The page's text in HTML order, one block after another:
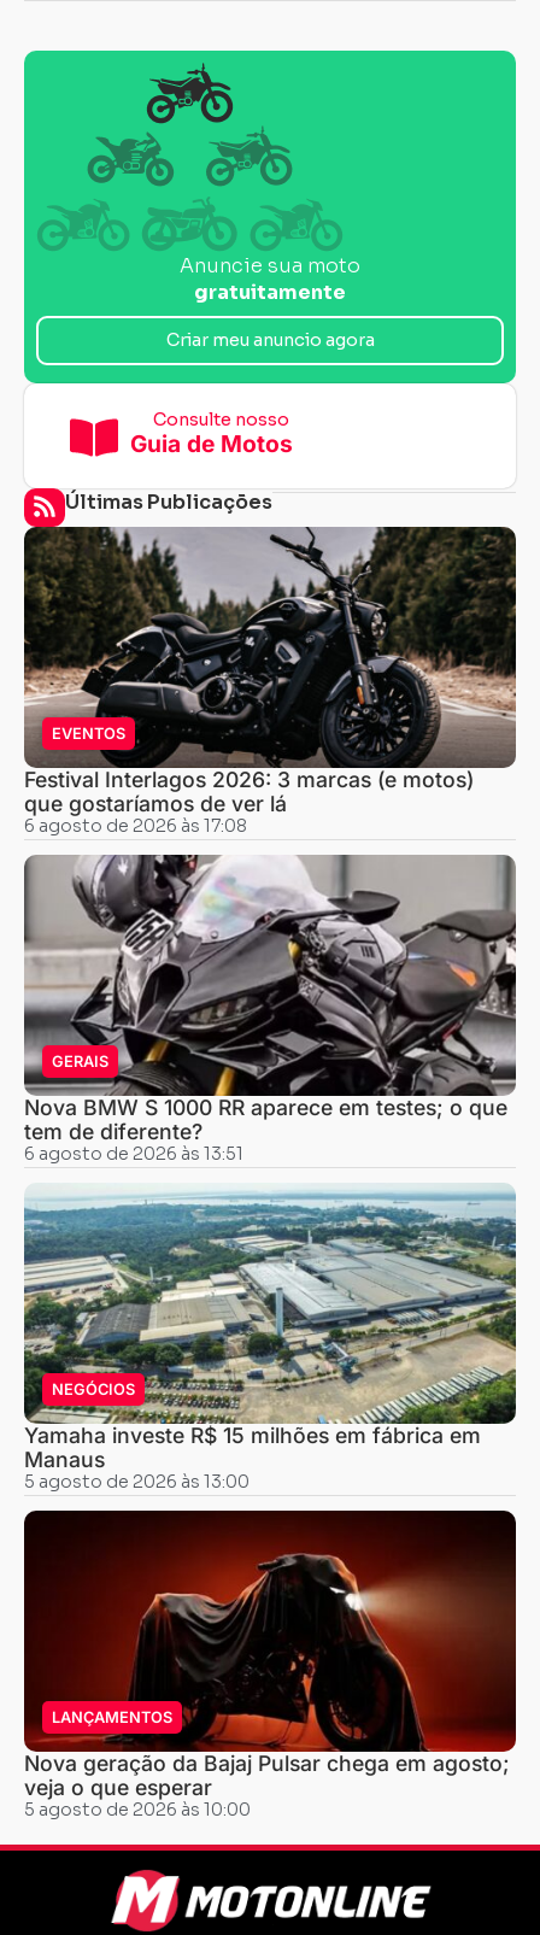
Anuncie sua moto
gratuitamente
Criar meu anuncio agora
Consulte nosso
Guia de Motos
Últimas Publicações
EVENTOS
Festival Interlagos 2026: 3 marcas (e motos)
que gostaríamos de ver lá
6 agosto de 2026 às 17:08
GERAIS
Nova BMW S 1000 RR aparece em testes; o que
tem de diferente?
6 agosto de 2026 às 13:51
NEGÓCIOS
Yamaha investe R$ 15 milhões em fábrica em
Manaus
5 agosto de 2026 às 13:00
LANÇAMENTOS
Nova geração da Bajaj Pulsar chega em agosto;
veja o que esperar
5 agosto de 2026 às 10:00